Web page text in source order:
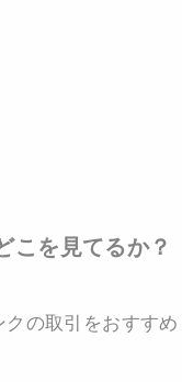
こを見てるか？
の取引をおすすめ